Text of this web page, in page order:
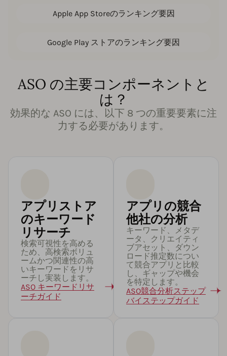
Apple App Storeのランキング要因
Google Play ストアのランキング要因
ASO の主要コンポーネントと
は？
効果的な ASO には、以下 8 つの重要要素に注
力する必要があります。
アプリストア
のキーワード
リサーチ
検索可視性を高める
ため、高検索ボリュ
ームかつ関連性の高
いキーワードをリサ
ーチし実装します。
ASO キーワードリサ
ーチガイド
アプリの競合
他社の分析
キーワード、メタデ
ータ、クリエイティ
ブアセット、ダウン
ロード推定数につい
て競合アプリと比較
し、ギャップや機会
を特定します。
ASO競合分析ステップ
バイステップガイド